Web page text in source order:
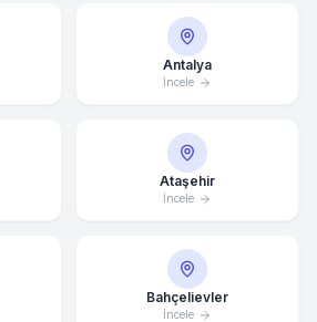
Antalya
İncele
Ataşehir
İncele
Bahçelievler
İncele